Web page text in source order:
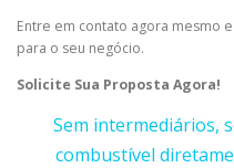
Entre em contato agora mesmo
para o seu negócio.
Solicite Sua Proposta Agora!
Sem intermediários,
combustível